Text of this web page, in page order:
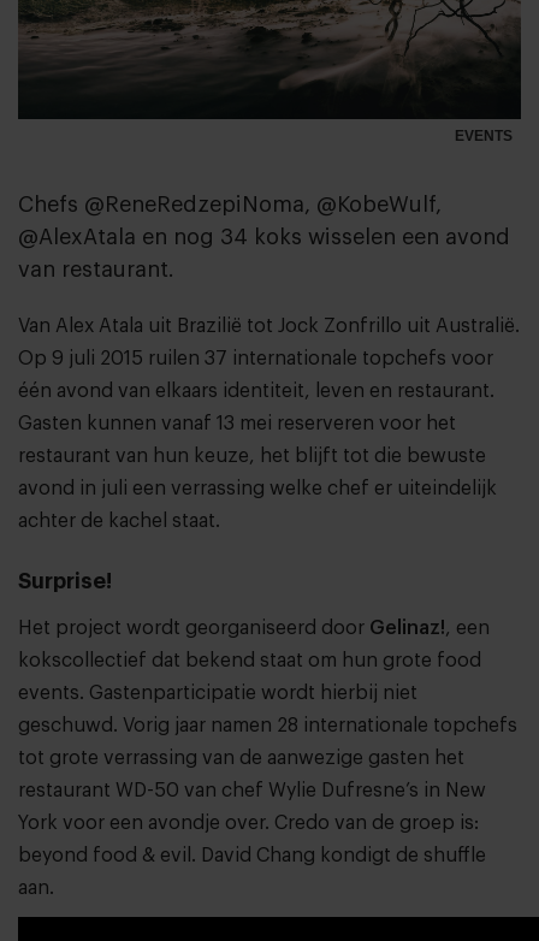
EVENTS
Chefs @ReneRedzepiNoma, @KobeWulf,
@AlexAtala en nog 34 koks wisselen een avond
van restaurant.
Van Alex Atala uit Brazilië tot Jock Zonfrillo uit Australië.
Op 9 juli 2015 ruilen 37 internationale topchefs voor
één avond van elkaars identiteit, leven en restaurant.
Gasten kunnen vanaf 13 mei reserveren voor het
restaurant van hun keuze, het blijft tot die bewuste
avond in juli een verrassing welke chef er uiteindelijk
achter de kachel staat.
Surprise!
Het project wordt georganiseerd door Gelinaz!, een
kokscollectief dat bekend staat om hun grote food
events. Gastenparticipatie wordt hierbij niet
geschuwd. Vorig jaar namen 28 internationale topchefs
tot grote verrassing van de aanwezige gasten het
restaurant WD-50 van chef Wylie Dufresne’s in New
York voor een avondje over. Credo van de groep is:
beyond food & evil. David Chang kondigt de shuffle
aan.